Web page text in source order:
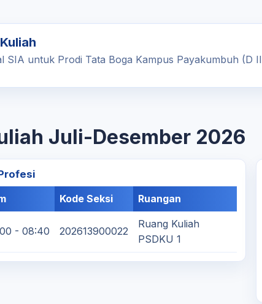
SIA untuk Prodi Tata Boga Kampus Payakumbuh (D
Juli-Desember 2026
Kode Seksi Ruangan
- 08:40 202613900022
Ruang Kuliah
PSDKU 1